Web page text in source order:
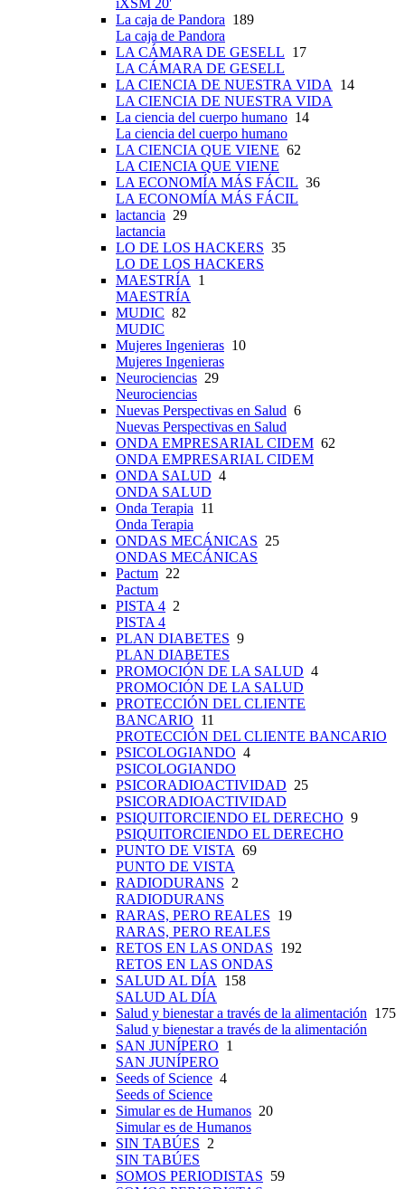
iXSM 20'
La caja de Pandora 189
La caja de Pandora
LA CÁMARA DE GESELL 17
LA CÁMARA DE GESELL
LA CIENCIA DE NUESTRA VIDA
14
LA CIENCIA DE NUESTRA VIDA
La ciencia del cuerpo humano 14
La ciencia del cuerpo humano
LA CIENCIA QUE VIENE 62
LA CIENCIA QUE VIENE
LA ECONOMÍA MÁS FÁCIL 36
LA ECONOMÍA MÁS FÁCIL
lactancia 29
lactancia
LO DE LOS HACKERS 35
LO DE LOS HACKERS
MAESTRÍA
1
MAESTRÍA
MUDIC 82
MUDIC
Mujeres Ingenieras 10
Mujeres Ingenieras
Neurociencias 29
Neurociencias
Nuevas Perspectivas en Salud 6
Nuevas Perspectivas en Salud
ONDA EMPRESARIAL CIDEM 62
ONDA EMPRESARIAL CIDEM
ONDA SALUD 4
ONDA SALUD
Onda Terapia 11
Onda Terapia
ONDAS MECÁNICAS 25
ONDAS MECÁNICAS
Pactum 22
Pactum
PISTA 4 2
PISTA 4
PLAN DIABETES 9
PLAN DIABETES
PROMOCIÓN DE LA SALUD 4
PROMOCIÓN DE LA SALUD
PROTECCIÓN DEL CLIENTE
BANCARIO 11
PROTECCIÓN DEL CLIENTE BANCARIO
PSICOLOGIANDO 4
PSICOLOGIANDO
PSICORADIOACTIVIDAD 25
PSICORADIOACTIVIDAD
PSIQUITORCIENDO EL DERECHO 9
PSIQUITORCIENDO EL DERECHO
PUNTO DE VISTA 69
PUNTO DE VISTA
RADIODURANS 2
RADIODURANS
RARAS, PERO REALES 19
RARAS, PERO REALES
RETOS EN LAS ONDAS 192
RETOS EN LAS ONDAS
SALUD AL DÍA
158
SALUD AL DÍA
Salud y bienestar a través de la alimentación 175
Salud y bienestar a través de la alimentación
SAN JUNÍPERO 1
SAN JUNÍPERO
Seeds of Science 4
Seeds of Science
Simular es de Humanos 20
Simular es de Humanos
SIN TABÚES 2
SIN TABÚES
SOMOS PERIODISTAS 59